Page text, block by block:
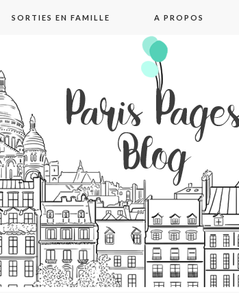
SORTIES EN FAMILLE A PROPOS
blog